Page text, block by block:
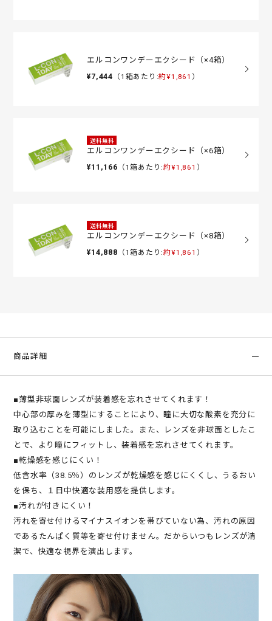
エルコンワンデーエクシード（×4箱）
¥7,444 （1箱あたり:約¥1,861 ）
送料無料
エルコンワンデーエクシード（×6箱）
¥11,166 （1箱あたり:約¥1,861 ）
送料無料
エルコンワンデーエクシード（×8箱）
¥14,888 （1箱あたり:約¥1,861 ）
商品詳細
■薄型非球面レンズが装着感を忘れさせてくれます！
中心部の厚みを薄型にすることにより、瞳に大切な酸素を充分に
取り込むことを可能にしました。また、レンズを非球面としたこ
とで、より瞳にフィットし、装着感を忘れさせてくれます。
■乾燥感を感じにくい！
低含水率（38.5％）のレンズが乾燥感を感じにくくし、うるおい
を保ち、１日中快適な装用感を提供します。
■汚れが付きにくい！
汚れを寄せ付けるマイナスイオンを帯びていない為、汚れの原因
であるたんぱく質等を寄せ付けません。だからいつもレンズが清
潔で、快適な視界を演出します。